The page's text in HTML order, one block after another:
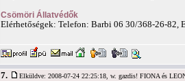
Csömöri Állatvédők
Elérhetőségek: Telefon: Barbi 06 30/368-26-82,
7. Elküldve: 2008-07-24 22:25:18, w. gazdis! FIONA és